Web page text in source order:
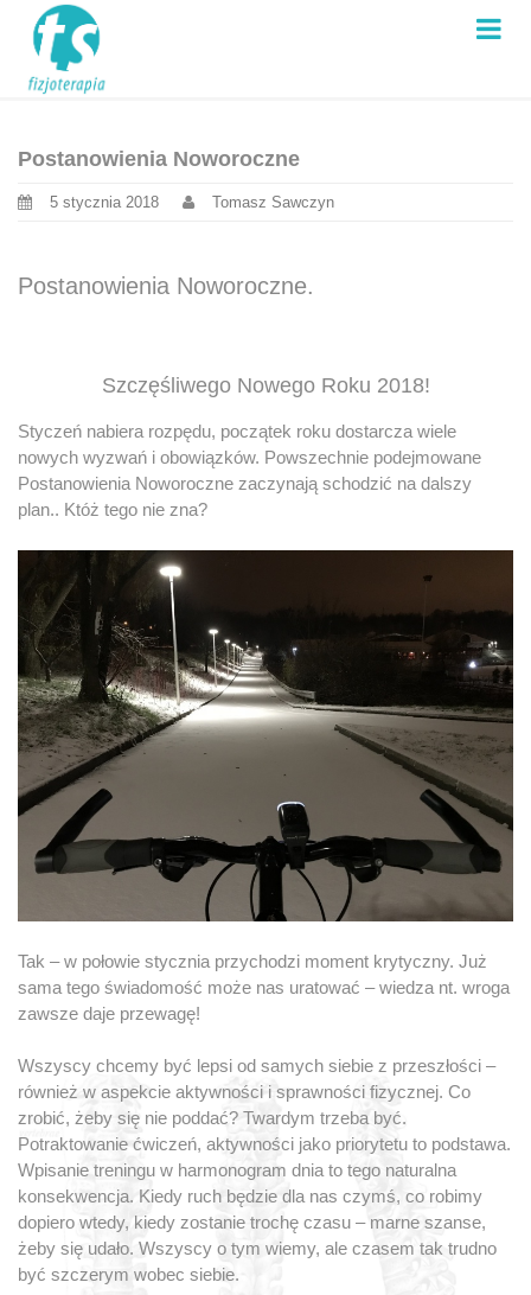
Postanowienia Noworoczne
5 stycznia 2018 Tomasz Sawczyn
Postanowienia Noworoczne.
Szczęśliwego Nowego Roku 2018!
Styczeń nabiera rozpędu, początek roku dostarcza wiele
nowych wyzwań i obowiązków. Powszechnie podejmowane
Postanowienia Noworoczne zaczynają schodzić na dalszy
plan.. Któż tego nie zna?
Tak – w połowie stycznia przychodzi moment krytyczny. Już
sama tego świadomość może nas uratować – wiedza nt. wroga
zawsze daje przewagę!
Wszyscy chcemy być lepsi od samych siebie z przeszłości –
również w aspekcie aktywności i sprawności fizycznej. Co
zrobić, żeby się nie poddać? Twardym trzeba być.
Potraktowanie ćwiczeń, aktywności jako priorytetu to podstawa.
Wpisanie treningu w harmonogram dnia to tego naturalna
konsekwencja. Kiedy ruch będzie dla nas czymś, co robimy
dopiero wtedy, kiedy zostanie trochę czasu – marne szanse,
żeby się udało. Wszyscy o tym wiemy, ale czasem tak trudno
być szczerym wobec siebie.